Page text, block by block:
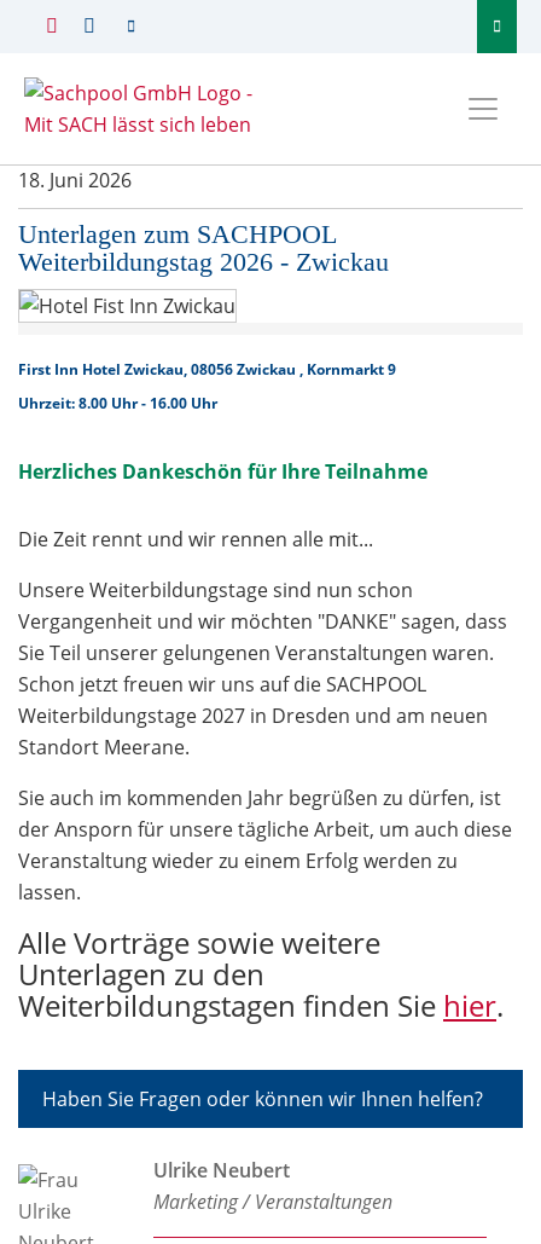
18. Juni 2026
Unterlagen zum SACHPOOL
Weiterbildungstag 2026 - Zwickau
First Inn Hotel Zwickau, 08056 Zwickau , Kornmarkt 9
Uhrzeit: 8.00 Uhr - 16.00 Uhr
Herzliches Dankeschön für Ihre Teilnahme
Die Zeit rennt und wir rennen alle mit...
Unsere Weiterbildungstage sind nun schon
Vergangenheit und wir möchten "DANKE" sagen, dass
Sie Teil unserer gelungenen Veranstaltungen waren.
Schon jetzt freuen wir uns auf die SACHPOOL
Weiterbildungstage 2027 in Dresden und am neuen
Standort Meerane.
Sie auch im kommenden Jahr begrüßen zu dürfen, ist
der Ansporn für unsere tägliche Arbeit, um auch diese
Veranstaltung wieder zu einem Erfolg werden zu
lassen.
Alle Vorträge sowie weitere
Unterlagen zu den
Weiterbildungstagen finden Sie hier.
Haben Sie Fragen oder können wir Ihnen helfen?
Ulrike Neubert
Marketing / Veranstaltungen